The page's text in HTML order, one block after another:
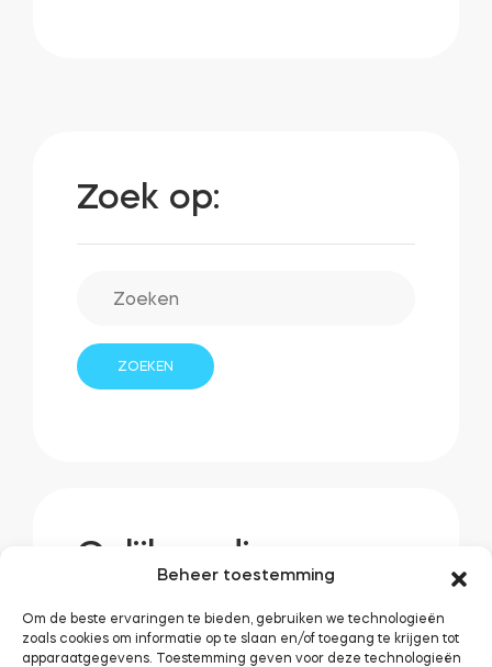
Beheer toestemming
Om de beste ervaringen te bieden, gebruiken we technologieën
zoals cookies om informatie op te slaan en/of toegang te krijgen tot
apparaatgegevens. Toestemming geven voor deze technologieën
Zoek op:
Gelijkaardige